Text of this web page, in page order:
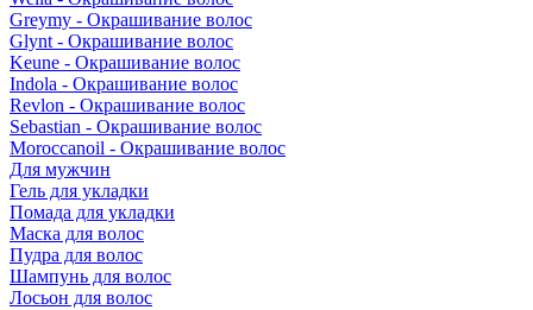
Greymy - Окрашивание волос
Glynt - Окрашивание волос
Keune - Окрашивание волос
Indola - Окрашивание волос
Revlon - Окрашивание волос
Sebastian - Окрашивание волос
Moroccanoil - Окрашивание волос
Для мужчин
Гель для укладки
Помада для укладки
Маска для волос
Пудра для волос
Шампунь для волос
Лосьон для волос